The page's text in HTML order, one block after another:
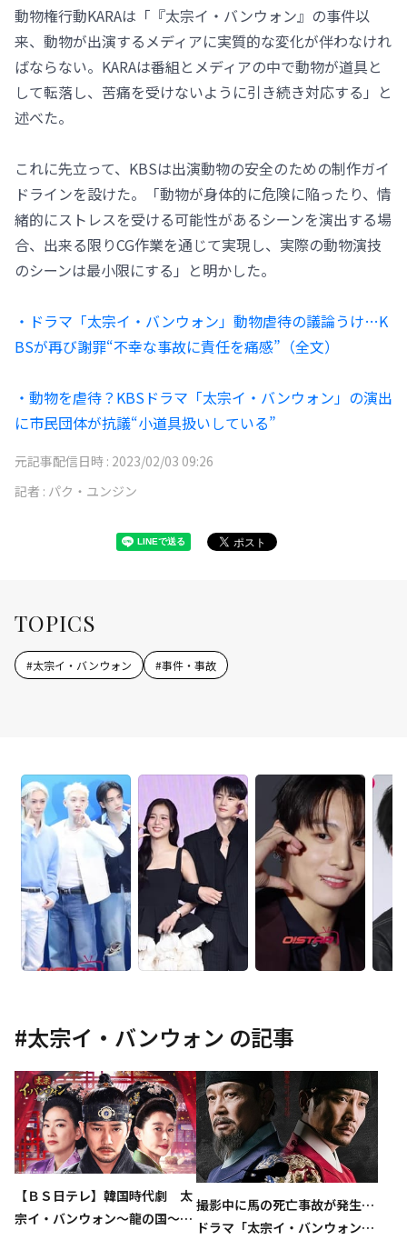
動物権行動KARAは「『太宗イ・バンウォン』の事件以
来、動物が出演するメディアに実質的な変化が伴わなけれ
ばならない。KARAは番組とメディアの中で動物が道具と
して転落し、苦痛を受けないように引き続き対応する」と
述べた。
これに先立って、KBSは出演動物の安全のための制作ガイ
ドラインを設けた。「動物が身体的に危険に陥ったり、情
緒的にストレスを受ける可能性があるシーンを演出する場
合、出来る限りCG作業を通じて実現し、実際の動物演技
のシーンは最小限にする」と明かした。
・ドラマ「太宗イ・バンウォン」動物虐待の議論うけ…K
BSが再び謝罪“不幸な事故に責任を痛感”（全文）
・動物を虐待？KBSドラマ「太宗イ・バンウォン」の演出
に市民団体が抗議“小道具扱いしている”
元記事配信日時 : 2023/02/03 09:26
記者 : パク・ユンジン
TOPICS
#太宗イ・バンウォン #事件・事故
#太宗イ・バンウォン の記事
【ＢＳ日テレ】韓国時代劇 太
宗イ・バンウォン～龍の国～
撮影中に馬の死亡事故が発生…
ドラマ「太宗イ・バンウォン」